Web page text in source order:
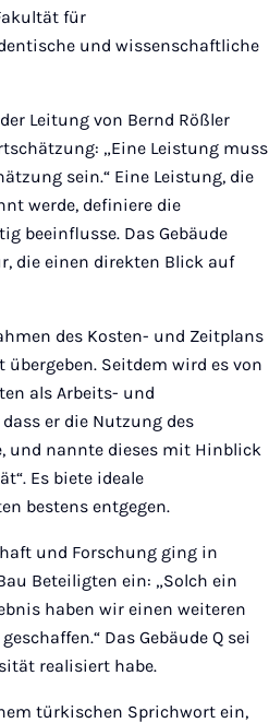
für
und wissenschaftliche
Leitung von Bernd Rößler
„Eine Leistung muss
sein.“ Eine Leistung, die
werde, definiere die
beeinflusse. Das Gebäude
die einen direkten Blick auf
des Kosten- und Zeitplans
Seitdem wird es von
als Arbeits- und
er die Nutzung des
und nannte dieses mit Hinblick
Es biete ideale
bestens entgegen.
und Forschung ging in
Beteiligten ein: „Solch ein
haben wir einen weiteren
Das Gebäude Q sei
realisiert habe.
türkischen Sprichwort ein,